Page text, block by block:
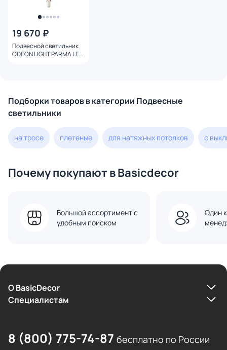
19 670 ₽
Подвесной светильник
ODEON LIGHT PARMA LED
Подборки товаров в категории Подвесные
светильники
на тросе плетеные для натяжных потолков с
Почему покупают в Basicdecor
Большой ассортимент с
удобным поиском
Один
О BasicDecor
Cпециалистам
8 (800) 775-74-87 бесплатно по России